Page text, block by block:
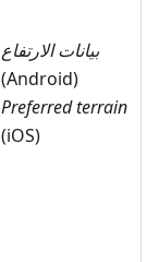
بيانات الارتفاع
(Android)
Preferred terrain
(iOS)